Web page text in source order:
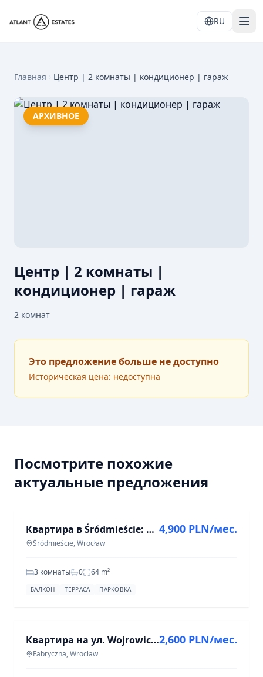
RU
Главная Центр | 2 комнаты | кондиционер | гараж
АРХИВНОЕ
Центр | 2 комнаты |
кондиционер | гараж
2 комнат
Это предложение больше не доступно
Историческая цена: недоступна
Посмотрите похожие
актуальные предложения
АРЕНДА
Квартира в Śródmieście: 3 комнаты, 64 м², на аренду
Śródmieście, Wrocław
4,900 PLN/мес.
3 комнаты 0 64 m²
БАЛКОН ТЕРРАСА ПАРКОВКА
Квартира на ул. Wojrowickiej, Фабричная, 2 комнаты, 42 м²
Fabryczna, Wrocław
2,600 PLN/мес.